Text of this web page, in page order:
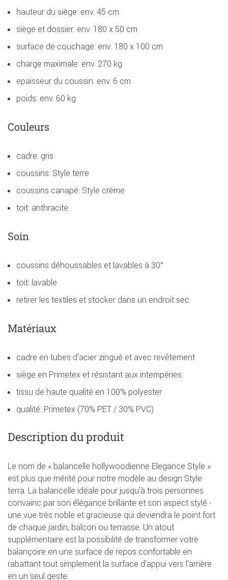
hauteur du siège: env. 45 cm
siège et dossier: env. 180 x 50 cm
surface de couchage: env. 180 x 100 cm
charge maximale: env. 270 kg
epaisseur du coussin: env. 6 cm
poids: env. 60 kg
Couleurs
cadre: gris
coussins: Style terre
coussins canapé: Style crème
toit: anthracite
Soin
coussins déhoussables et lavables à 30°
toit: lavable
retirer les textiles et stocker dans un endroit sec
Matériaux
cadre en tubes d'acier zingué et avec revêtement
siège en Primetex et résistant aux intempéries
tissu de haute qualité en 100% polyester
qualité: Primetex (70% PET / 30% PVC)
Description du produit
Le nom de « balancelle hollywoodienne Elegance Style »
est plus que mérité pour notre modèle au design Style
terra. La balancelle idéale pour jusqu'à trois personnes
convainc par son élégance brillante et son aspect stylé -
une vue très noble et gracieuse qui deviendra le point fort
de chaque jardin, balcon ou terrasse. Un atout
supplémentaire est la possibilité de transformer votre
balançoire en une surface de repos confortable en
rabattant tout simplement la surface d'appui vers l'arrière
en un seul geste.